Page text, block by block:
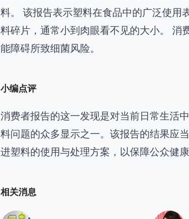
料。 该报告表示塑料在食品中的广泛使用
料碎片，通常小到肉眼看不见的大小。 消
能障碍所致细菌风险。
小编点评
消费者报告的这一发现是对当前日常生活
料问题的众多显示之一。该报告的结果应
进塑料的使用与处理方案，以保障公众健康
相关消息